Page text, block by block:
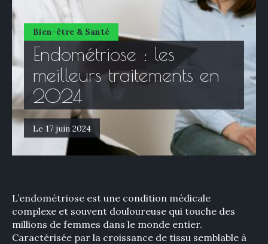
Bien-être & Santé
Endométriose : les
meilleurs traitements en
2024
Le 17 juin 2024
L’endométriose est une condition médicale
complexe et souvent douloureuse qui touche des
millions de femmes dans le monde entier.
Caractérisée par la croissance de tissu semblable à